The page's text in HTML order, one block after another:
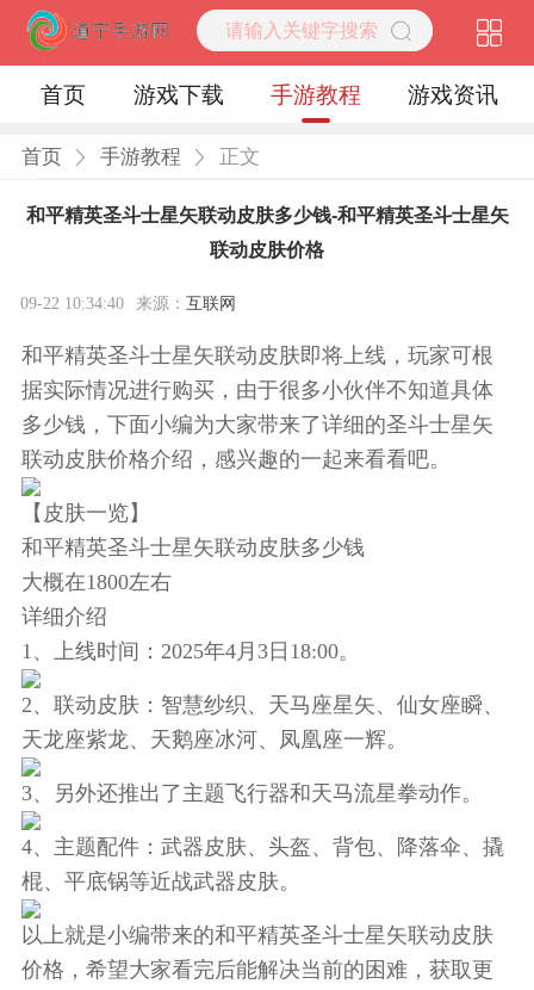
首页 游戏下载 手游教程 游戏资讯
首页 手游教程 正文
和平精英圣斗士星矢联动皮肤多少钱-和平精英圣斗士星矢
联动皮肤价格
09-22 10:34:40 来源： 互联网
和平精英圣斗士星矢联动皮肤即将上线，玩家可根
据实际情况进行购买，由于很多小伙伴不知道具体
多少钱，下面小编为大家带来了详细的圣斗士星矢
联动皮肤价格介绍，感兴趣的一起来看看吧。
【皮肤一览】
和平精英圣斗士星矢联动皮肤多少钱
大概在1800左右
详细介绍
1、上线时间：2025年4月3日18:00。
2、联动皮肤：智慧纱织、天马座星矢、仙女座瞬、
天龙座紫龙、天鹅座冰河、凤凰座一辉。
3、另外还推出了主题飞行器和天马流星拳动作。
4、主题配件：武器皮肤、头盔、背包、降落伞、撬
棍、平底锅等近战武器皮肤。
以上就是小编带来的和平精英圣斗士星矢联动皮肤
价格，希望大家看完后能解决当前的困难，获取更